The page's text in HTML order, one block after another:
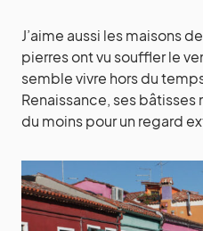
J’aime aussi les maisons
pierres ont vu souffler le
semble vivre hors du
Renaissance, ses bâtisses
du moins pour un regard